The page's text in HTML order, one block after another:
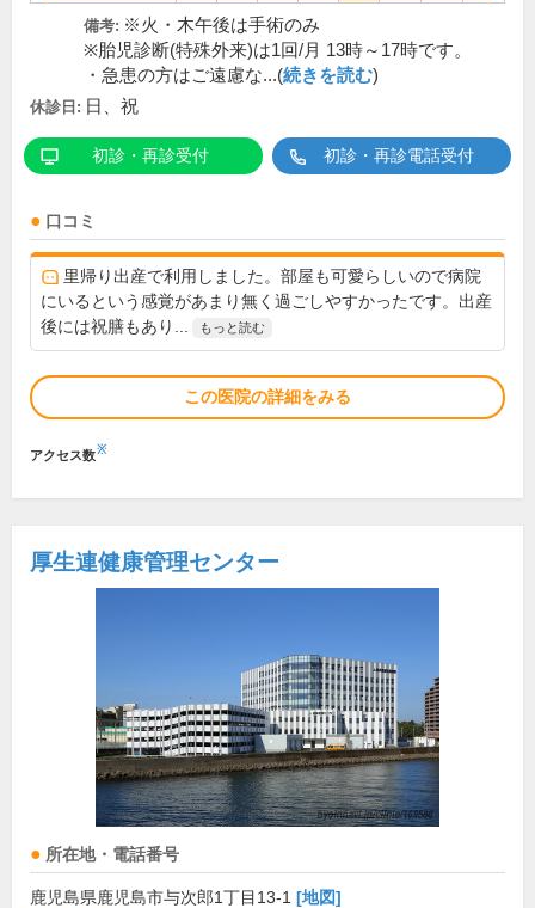
備考: ※火・木午後は手術のみ
※胎児診断(特殊外来)は1回/月 13時～17時です。
・急患の方はご遠慮な...(続きを読む)
休診日: 日、祝
初診・再診受付 初診・再診電話受付
口コミ
里帰り出産で利用しました。部屋も可愛らしいので病院
にいるという感覚があまり無く過ごしやすかったです。出産
後には祝膳もあり...
もっと読む
この医院の詳細をみる
アクセス数※
厚生連健康管理センター
所在地・電話番号
鹿児島県鹿児島市与次郎1丁目13-1 [地図]